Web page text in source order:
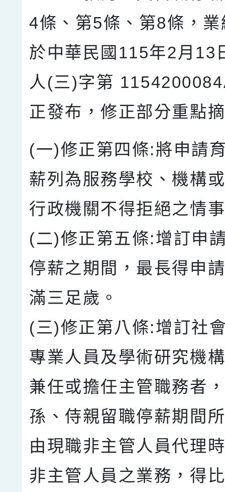
4條、第5條、第8條，
於中華民國115年2月13
人(三)字第
正發布，修正部分重點
(一)修正第四條:將申請
薪列為服務學校、機構
行政機關不得拒絕之情
(二)修正第五條:增訂申
停薪之期間，最長得申
滿三足歲。
(三)修正第八條:增訂社
專業人員及學術研究機
兼任或擔任主管職務者
孫、侍親留職停薪期間
由現職非主管人員代理
非主管人員之業務，得